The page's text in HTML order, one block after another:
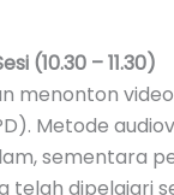
(10.30 – 11.30)
menonton
Metode
sementara
telah dipelajari